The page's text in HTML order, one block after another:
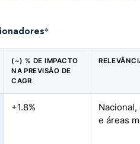
*
(~) % DE IMPACTO
NA PREVISÃO DE
CAGR
+1.8%
e áreas